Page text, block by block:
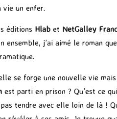
un enfer.
éditions Hlab et NetGalley
ensemble, j’ai aimé le roman
se forge une nouvelle vie
est parti en prison ? Qu’est ce
tendre avec elle loin de là